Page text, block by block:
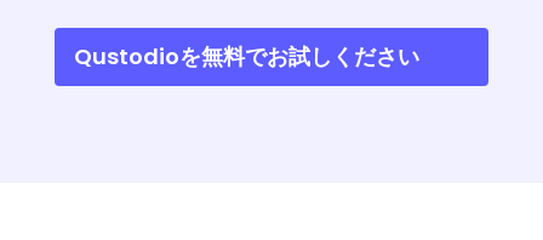
Qustodioを無料でお試しください